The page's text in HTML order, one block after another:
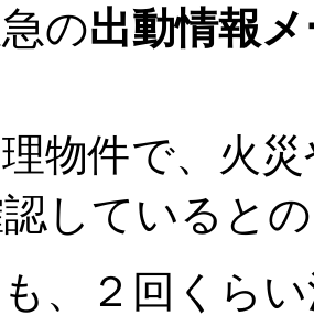
の出動情報
物件で、火
していると
、２回くら